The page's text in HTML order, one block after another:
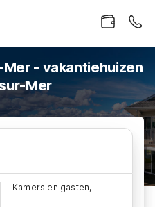
- vakantiehuizen
Mer
Kamers en gasten,